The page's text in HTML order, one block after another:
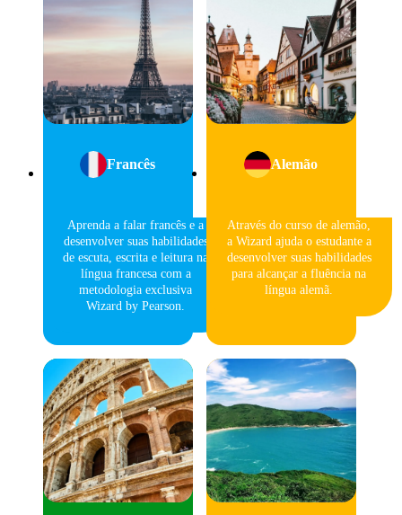
Francês
Aprenda a falar francês e a
desenvolver suas habilidades
de escuta, escrita e leitura na
língua francesa com a
metodologia exclusiva
Wizard by Pearson.
Alemão
Através do curso de alemão,
a Wizard ajuda o estudante a
desenvolver suas habilidades
para alcançar a fluência na
língua alemã.